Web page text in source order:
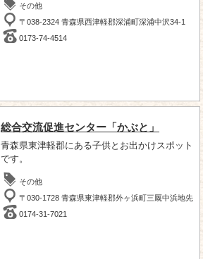
その他
〒038-2324 青森県西津軽郡深浦町深浦中沢34-1
0173-74-4514
総合交流促進センター「かぶと」
青森県東津軽郡にある子供とお出かけスポット
です。
その他
〒030-1728 青森県東津軽郡外ヶ浜町三厩中浜地先
0174-31-7021